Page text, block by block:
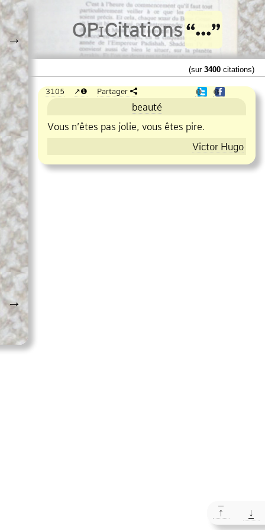
→
→
OPiCitations
(sur 3400 citations)
3105 ❶ Partager ❶ ❶
beauté
Vous n’êtes pas jolie, vous êtes pire.
Victor Hugo
↑ ↓